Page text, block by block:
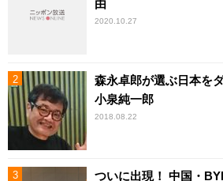
由
2020.10.27
森永卓郎が選ぶ日本を
小泉純一郎
2018.08.22
ついに出現！ 中国・